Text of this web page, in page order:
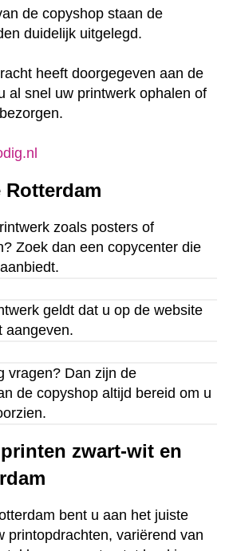
de copyshop staan de
duidelijk uitgelegd.
heeft doorgegeven aan de
al snel uw printwerk ophalen of
zoals posters of
Zoek dan een copycenter die
aanbiedt.
geldt dat u op de website
aangeven.
vragen? Dan zijn de
de copyshop altijd bereid om u
zwart-wit en
bent u aan het juiste
printopdrachten, variërend van